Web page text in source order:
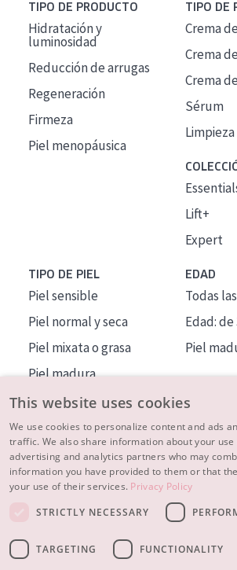
TIPO DE PRODUCTO
Hidratación y
luminosidad
Reducción de arrugas
Regeneración
Firmeza
Piel menopáusica
TIPO DE
Crema
Crema
Crema
Sérum
Limpieza
Lift+
Expert
TIPO DE PIEL
Piel sensible
Piel normal y seca
Piel mixata o grasa
Piel madura
Piel expuesta al sol
Piel menopáusica
EDAD
Todas
Edad: de
Piel
MÁS SOBRE NOSOTROS
INSPIRACIÓN
CONTACTO
© 2023 - 2026 Diadermine
This website uses cookies
We use cookies to personalize content and ads
traffic. We also share information about your
advertising and analytics partners who may
information you have provided to them or that
your use of their services. Privacy Policy
STRICTLY NECESSARY
TARGETING FUNCTIONALITY